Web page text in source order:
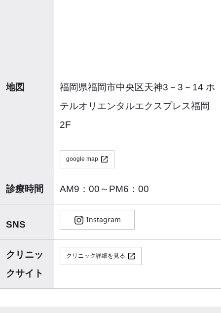
地図
福岡県福岡市中央区天神3－3－14 ホ
テルオリエンタルエクスプレス福岡
2F
google map
診療時間 AM9：00～PM6：00
SNS
クリニッ
クサイト
クリニック詳細を見る